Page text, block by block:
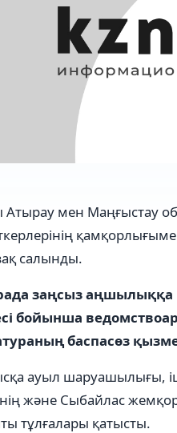
мен Маңғыстау
салынды.
заңсыз
бойынша
баспасөз
ауыл шаруашылығы,
және Сыбайлас
тұлғалары қатысты.